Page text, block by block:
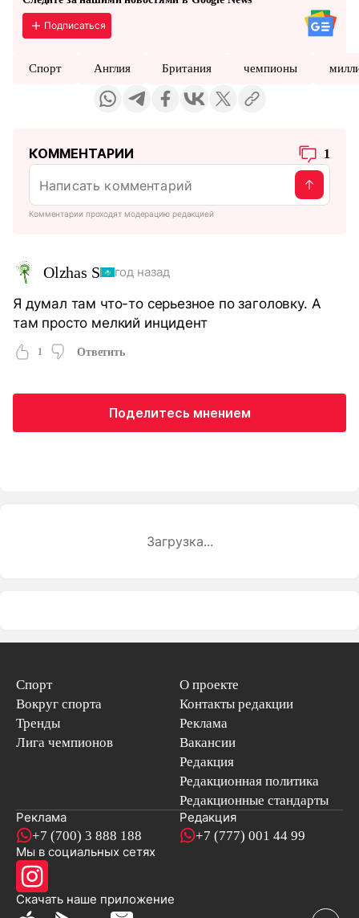
Подписаться
Спорт Англия Британия чемпионы
КОММЕНТАРИИ 1
Комментарии проходят модерацию редакцией
Olzhas S год назад
Я думал там что-то серьезное по заголовку. А
там просто мелкий инцидент
1 Ответить
Поделитесь мнением
Загрузка...
Спорт
Вокруг спорта
Тренды
Лига чемпионов
О проекте
Контакты редакции
Реклама
Вакансии
Редакция
Редакционная политика
Редакционные стандарты
Реклама
+7 (700) 3 888 188
Редакция
+7 (777) 001 44 99
Мы в социальных сетях
Скачать наше приложениеновостей